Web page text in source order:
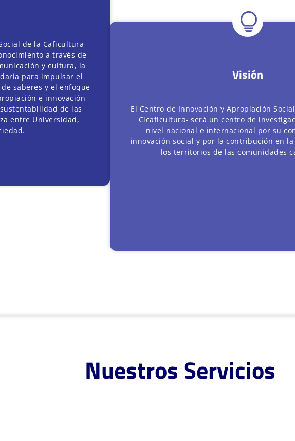
de la Caficultura -
a través de
y cultura, la
para impulsar el
saberes y el enfoque
e innovación
de las
entre Universidad,
Visión
El Centro de Innovación y Apropiación
Cicaficultura- será un centro de
nivel nacional e internacional por su
innovación social y por la contribución en
los territorios de las comunidades
Nuestros Servicios